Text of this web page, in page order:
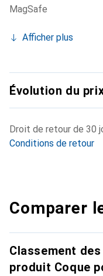
MagSafe
Afficher plus
Évolution du
Droit de retour de 30
Conditions de retour
Comparer
Classement
produit Coque